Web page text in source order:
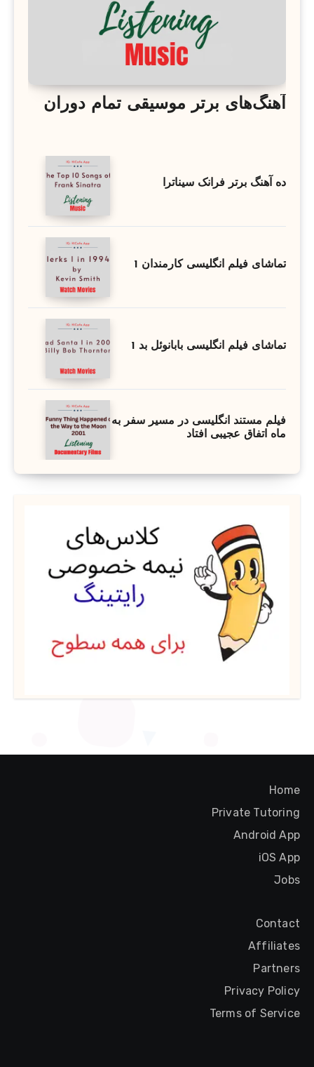
آهنگ‌های برتر موسیقی تمام دوران
ده آهنگ برتر فرانک سیناترا
تماشای فیلم انگلیسی کارمندان 1
تماشای فیلم انگلیسی بابانوئل بد 1
فیلم مستند انگلیسی در مسیر سفر به
ماه اتفاق عجیبی افتاد
Home
Private Tutoring
Android App
iOS App
Jobs
Contact
Affiliates
Partners
Privacy Policy
Terms of Service